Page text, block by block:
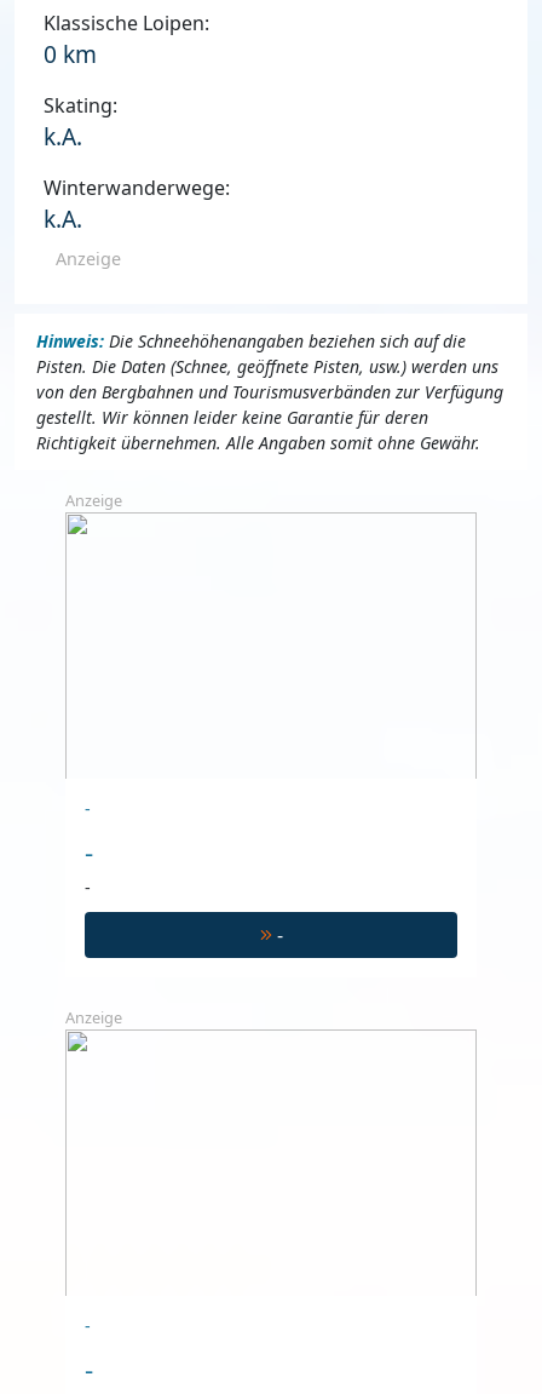
Klassische Loipen:
0 km
Skating:
k.A.
Winterwanderwege:
k.A.
Anzeige
Hinweis: Die Schneehöhenangaben beziehen sich auf die
Pisten. Die Daten (Schnee, geöffnete Pisten, usw.) werden uns
von den Bergbahnen und Tourismusverbänden zur Verfügung
gestellt. Wir können leider keine Garantie für deren
Richtigkeit übernehmen. Alle Angaben somit ohne Gewähr.
Anzeige
-
-
-
-
Anzeige
-
-